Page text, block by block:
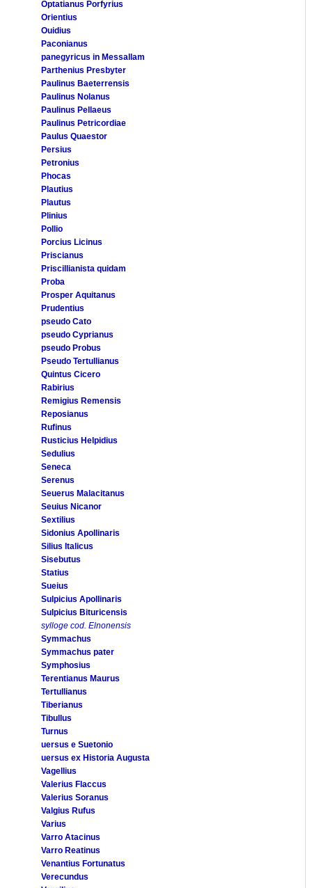
Optatianus Porfyrius
Orientius
Ouidius
Paconianus
panegyricus in Messallam
Parthenius Presbyter
Paulinus Baeterrensis
Paulinus Nolanus
Paulinus Pellaeus
Paulinus Petricordiae
Paulus Quaestor
Persius
Petronius
Phocas
Plautius
Plautus
Plinius
Pollio
Porcius Licinus
Priscianus
Priscillianista quidam
Proba
Prosper Aquitanus
Prudentius
pseudo Cato
pseudo Cyprianus
pseudo Probus
Pseudo Tertullianus
Quintus Cicero
Rabirius
Remigius Remensis
Reposianus
Rufinus
Rusticius Helpidius
Sedulius
Seneca
Serenus
Seuerus Malacitanus
Seuius Nicanor
Sextilius
Sidonius Apollinaris
Silius Italicus
Sisebutus
Statius
Sueius
Sulpicius Apollinaris
Sulpicius Bituricensis
sylloge cod. Elnonensis
Symmachus
Symmachus pater
Symphosius
Terentianus Maurus
Tertullianus
Tiberianus
Tibullus
Turnus
uersus e Suetonio
uersus ex Historia Augusta
Vagellius
Valerius Flaccus
Valerius Soranus
Valgius Rufus
Varius
Varro Atacinus
Varro Reatinus
Venantius Fortunatus
Verecundus